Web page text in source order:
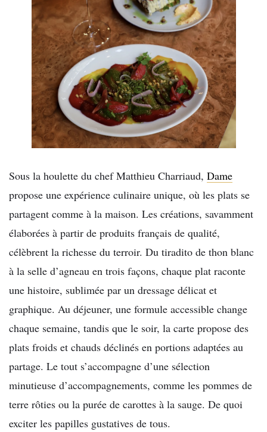
Sous la houlette du chef Matthieu Charriaud, Dame
propose une expérience culinaire unique, où les plats se
partagent comme à la maison. Les créations, savamment
élaborées à partir de produits français de qualité,
célèbrent la richesse du terroir. Du tiradito de thon blanc
à la selle d’agneau en trois façons, chaque plat raconte
une histoire, sublimée par un dressage délicat et
graphique. Au déjeuner, une formule accessible change
chaque semaine, tandis que le soir, la carte propose des
plats froids et chauds déclinés en portions adaptées au
partage. Le tout s’accompagne d’une sélection
minutieuse d’accompagnements, comme les pommes de
terre rôties ou la purée de carottes à la sauge. De quoi
exciter les papilles gustatives de tous.